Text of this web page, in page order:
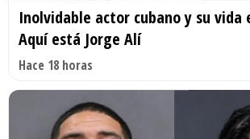
Inolvidable actor cubano y su vida
Aquí está Jorge Alí
Hace 18 horas